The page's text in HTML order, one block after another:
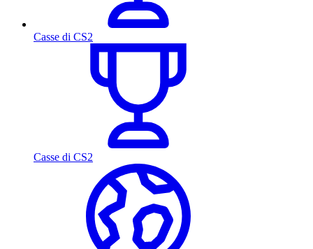
Casse di CS2
Casse di CS2